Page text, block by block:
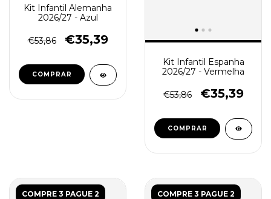
Kit Infantil Alemanha
2026/27 - Azul
€53,86 €35,39
COMPRAR
Kit Infantil Espanha
2026/27 - Vermelha
€53,86 €35,39
COMPRAR
COMPRE 3 PAGUE 2 COMPRE 3 PAGUE 2